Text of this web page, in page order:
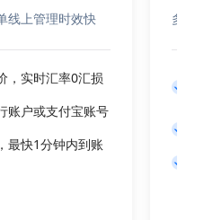
时效快
率0汇损
付宝账号
钟内到账
多种支付场
支持付
家和地
合作
支持转